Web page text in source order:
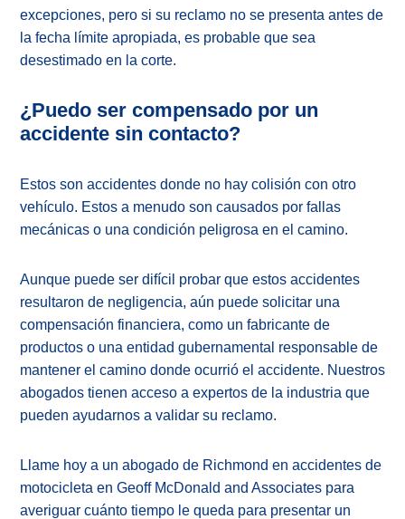
excepciones, pero si su reclamo no se presenta antes de
la fecha límite apropiada, es probable que sea
desestimado en la corte.
¿Puedo ser compensado por un
accidente sin contacto?
Estos son accidentes donde no hay colisión con otro
vehículo. Estos a menudo son causados por fallas
mecánicas o una condición peligrosa en el camino.
Aunque puede ser difícil probar que estos accidentes
resultaron de negligencia, aún puede solicitar una
compensación financiera, como un fabricante de
productos o una entidad gubernamental responsable de
mantener el camino donde ocurrió el accidente. Nuestros
abogados tienen acceso a expertos de la industria que
pueden ayudarnos a validar su reclamo.
Llame hoy a un abogado de Richmond en accidentes de
motocicleta en Geoff McDonald and Associates para
averiguar cuánto tiempo le queda para presentar un